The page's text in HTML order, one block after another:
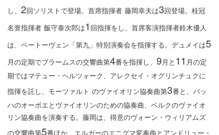
し、 2回ソリストで登場。首席指揮者 藤岡幸夫は3回登場。桂冠
名誉指揮者 飯守泰次郎は1 回指揮をし、首席客演指揮者鈴木優人
は、ベートーヴェン「第九」特別演奏会を指揮する。デュメイは5
月の定期でブラームスの交響曲第4番を指揮し、 9月と 11 月の定
期ではマテュー・ヘルツォーク、アレクセイ・オグリンチュクに
指揮を託し、モーツァルト のヴァイオリン協奏曲第3番と、バッ
ハのオーボエとヴァイオリンのための協奏曲、ベルクのヴァイオ
リン協奏曲を演奏する。藤岡は、得意のヴォーン・ウィリアムズ
の交響曲第5番ほか、エルガーのエニグマ変奏曲とアンドリュー・